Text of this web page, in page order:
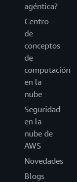
agéntica?
Centro
de
conceptos
de
computación
en la
nube
Seguridad
en la
nube de
AWS
Novedades
Blogs